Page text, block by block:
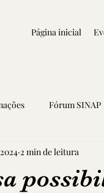
Página inicial
Fórum SINAP
2 min de leitura